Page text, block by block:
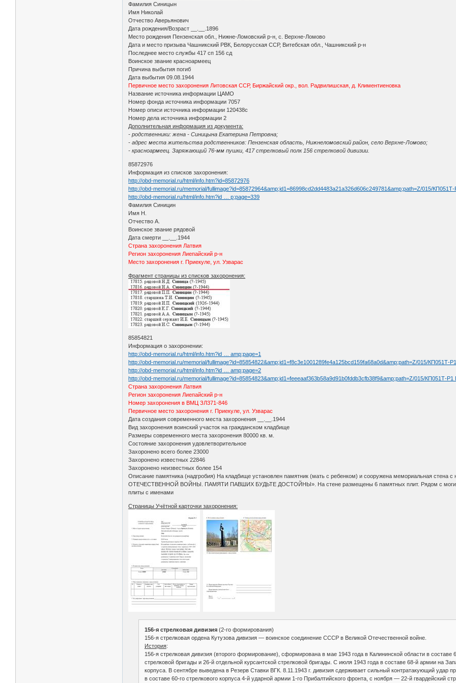
Фамилия Синицын
Имя Николай
Отчество Аверьянович
Дата рождения/Возраст __.__.1896
Место рождения Пензенская обл., Нижне-Ломовский р-н, с. Верхне-Ломово
Дата и место призыва Чашникский РВК, Белорусская ССР, Витебская обл., Чашникский р-н
Последнее место службы 417 сп 156 сд
Воинское звание красноармеец
Причина выбытия погиб
Дата выбытия 09.08.1944
Первичное место захоронения Литовская ССР, Биржайский окр., вол. Радвилишская, д. Климентиеновка
Название источника информации ЦАМО
Номер фонда источника информации 7057
Номер описи источника информации 120438с
Номер дела источника информации 2
Дополнительная информация из документа:
- родственники: жена - Синицына Екатерина Петровна;
- адрес места жительства родственников: Пензенская область, Нижнеломовский район, село Верхне-Ломово;
- красноармеец. Заряжающий 76-мм пушки, 417 стрелковый полк 156 стрелковой дивизии.
85872976
Информация из списков захоронения:
http://obd-memorial.ru/html/info.htm?id=85872976
http://obd-memorial.ru/memorial/fullimage?id=85872964&amp;id1=86998cd2dd4483a21a326d606c249781&amp;path=Z/015/
http://obd-memorial.ru/html/info.htm?id … p;page=339
Фамилия Синицин
Имя Н.
Отчество А.
Воинское звание рядовой
Дата смерти __.__.1944
Страна захоронения Латвия
Регион захоронения Лиепайский р-н
Место захоронения г. Приекуле, ул. Узварас
Фрагмент страницы из списков захоронения:
85854821
Информация о захоронении:
http://obd-memorial.ru/html/info.htm?id … amp;page=1
http://obd-memorial.ru/memorial/fullimage?id=85854822&amp;id1=f8c3e1001289fe4a125bcd159fa68a0d&amp;path=Z/015/КП051Т-
http://obd-memorial.ru/html/info.htm?id … amp;page=2
http://obd-memorial.ru/memorial/fullimage?id=85854823&amp;id1=feeeaaf363b58a9d91b0fddb3cfb38f9&amp;path=Z/015/КП051Т-
Страна захоронения Латвия
Регион захоронения Лиепайский р-н
Номер захоронения в ВМЦ ЗЛ371-846
Первичное место захоронения г. Приекуле, ул. Узварас
Дата создания современного места захоронения __.__.1944
Вид захоронения воинский участок на гражданском кладбище
Размеры современного места захоронения 80000 кв. м.
Состояние захоронения удовлетворительное
Захоронено всего более 23000
Захоронено известных 22846
Захоронено неизвестных более 154
Описание памятника (надгробия) На кладбище установлен памятник (мать с ребенком) и сооружена мемориальная
ОТЕЧЕСТВЕННОЙ ВОЙНЫ. ПАМЯТИ ПАВШИХ БУДЬТЕ ДОСТОЙНЫ». На стене размещены 6 памятных плит. Рядом с
плиты с именами
Страницы Учётной карточки захоронения:
156-я стрелковая дивизия(2-го формирования)
156-я стрелковая ордена Кутузова дивизия — воинское соединение СССР в Великой Отечественной войне.
История:
156-я стрелковая дивизия (второго формирование), сформирована в мае 1943 года в Калининской области в
стрелковой бригады и 26-й отдельной курсантской стрелковой бригады. С июля 1943 года в составе 68-й армии на
корпуса. В сентябре выведена в Резерв Ставки ВГК. 8.11.1943 г. дивизия сдерживает сильный контратакующий удар
в составе 60-го стрелкового корпуса 4-й ударной армии 1-го Прибалтийского фронта, с ноября — 22-й гвардейский